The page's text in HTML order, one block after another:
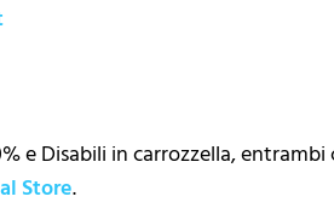
e Disabili in carrozzella,
Store.